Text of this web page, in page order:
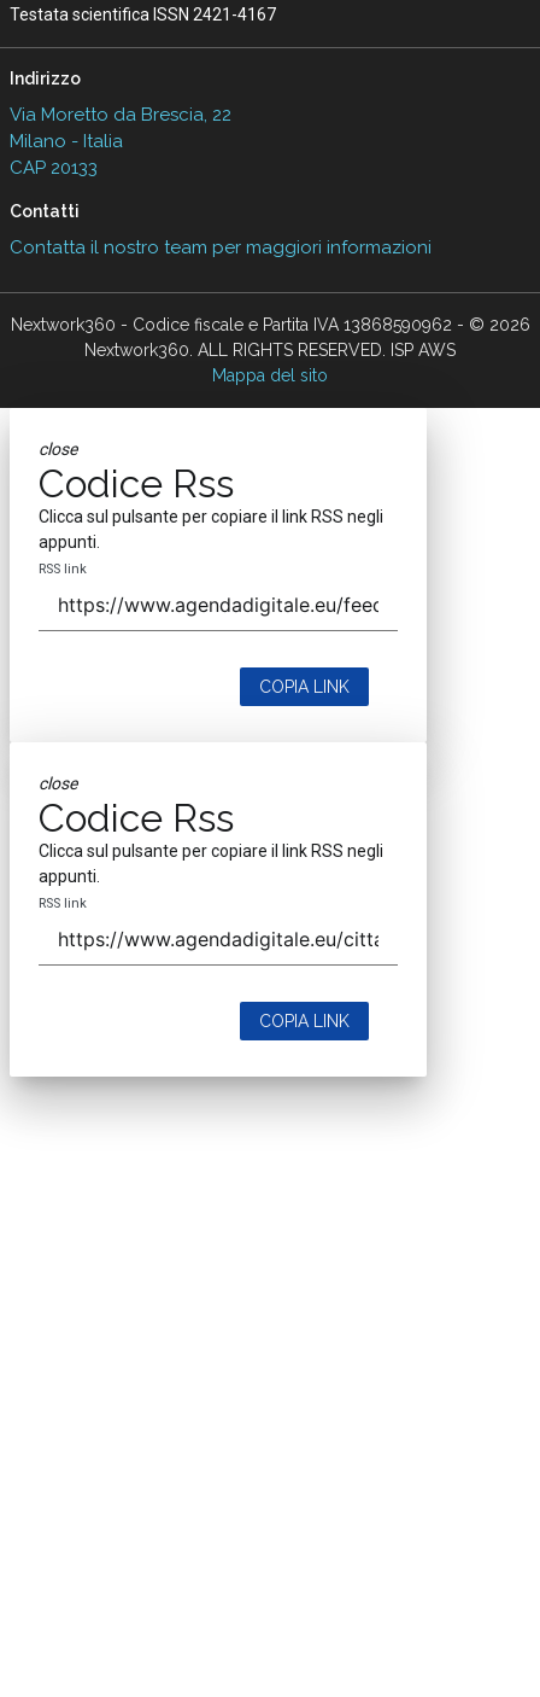
Testata scientifica ISSN 2421-4167
Indirizzo
Via Moretto da Brescia, 22
Milano - Italia
CAP 20133
Contatti
Contatta il nostro team per maggiori informazioni
Nextwork360 - Codice fiscale e Partita IVA 13868590962 - © 2026
Nextwork360. ALL RIGHTS RESERVED. ISP AWS
Mappa del sito
close
Codice Rss
Clicca sul pulsante per copiare il link RSS negli
appunti.
RSS link
COPIA LINK
close
Codice Rss
Clicca sul pulsante per copiare il link RSS negli
appunti.
RSS link
COPIA LINK